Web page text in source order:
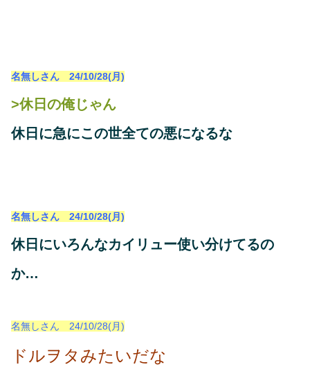
名無しさん 24/10/28(月)
>休日の俺じゃん
休日に急にこの世全ての悪になるな
名無しさん 24/10/28(月)
休日にいろんなカイリュー使い分けてるの
か…
名無しさん 24/10/28(月)
ドルヲタみたいだな